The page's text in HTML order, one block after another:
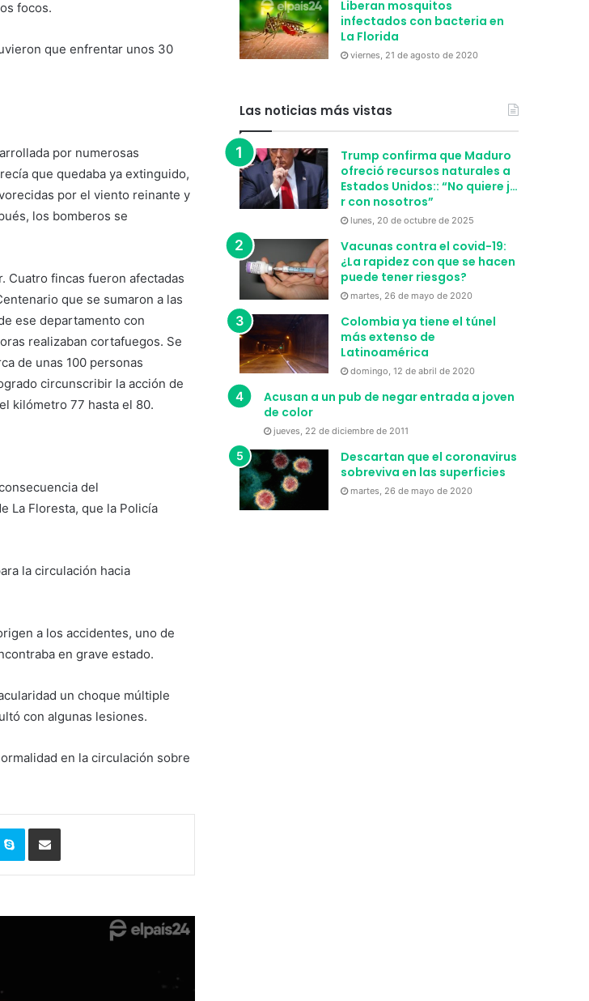
focos.
que enfrentar unos 30
por numerosas
que quedaba ya extinguido,
por el viento reinante y
los bomberos se
Cuatro fincas fueron afectadas
que se sumaron a las
ese departamento con
realizaban cortafuegos. Se
de unas 100 personas
circunscribir la acción de
kilómetro 77 hasta el 80.
del
La Floresta, que la Policía
la circulación hacia
a los accidentes, uno de
en grave estado.
un choque múltiple
con algunas lesiones.
en la circulación sobre
Skype Compartir por correo electrónico
Liberan mosquitos
infectados con bacteria en
La Florida
viernes, 21 de agosto de 2020
Las noticias más vistas
Trump confirma que Maduro
ofreció recursos naturales a
Estados Unidos:: “No quiere j…
r con nosotros”
lunes, 20 de octubre de 2025
Vacunas contra el covid-19:
¿La rapidez con que se hacen
puede tener riesgos?
martes, 26 de mayo de 2020
Colombia ya tiene el túnel
más extenso de
Latinoamérica
domingo, 12 de abril de 2020
Acusan a un pub de negar entrada a joven
de color
jueves, 22 de diciembre de 2011
Descartan que el coronavirus
sobreviva en las superficies
martes, 26 de mayo de 2020